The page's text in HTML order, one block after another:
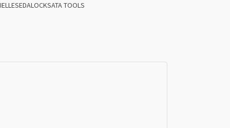
EDALOCKSATA TOOLS